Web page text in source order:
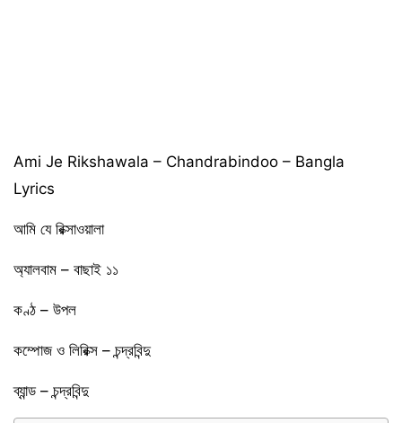
Ami Je Rikshawala – Chandrabindoo – Bangla
Lyrics
আমি যে রিক্সাওয়ালা
অ্যালবাম – বাছাই ১১
কণ্ঠ – উপল
কম্পোজ ও লিরিক্স – চন্দ্রবিন্দু
ব্যান্ড – চন্দ্রবিন্দু